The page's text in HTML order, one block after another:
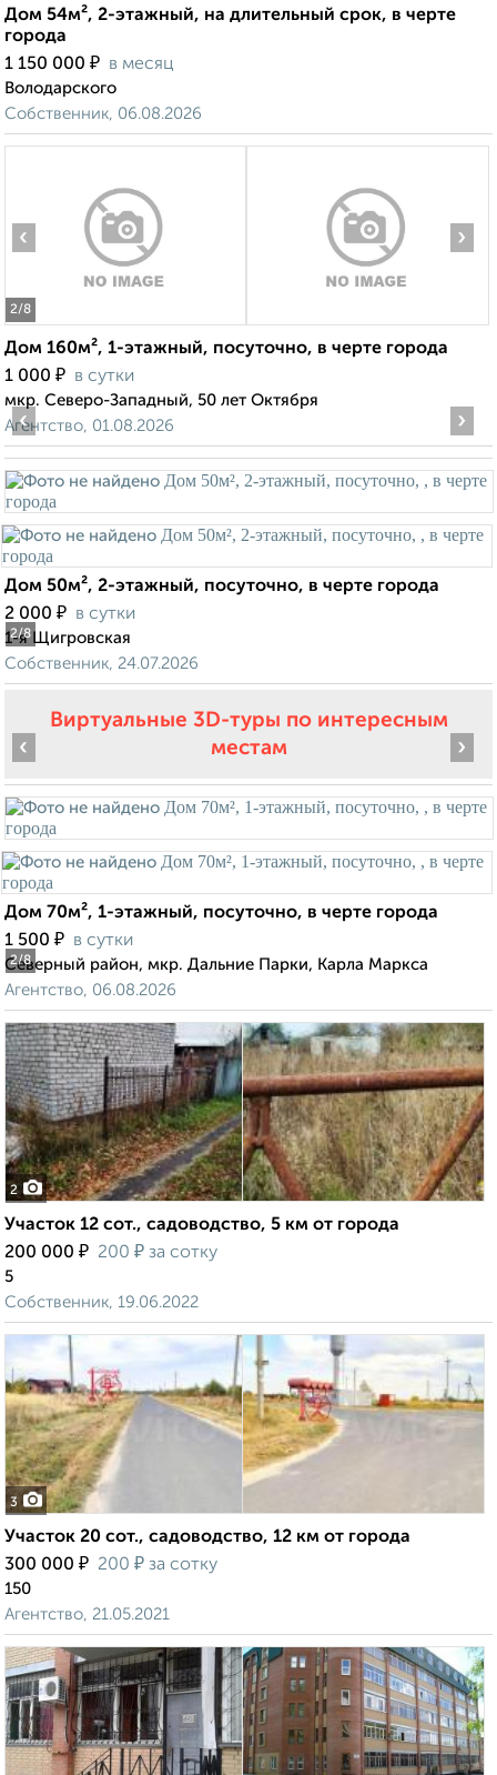
Дом 54м², 2-этажный, на длительный срок, в черте
города
1 150 000 ₽ в месяц
Володарского
Собственник, 06.08.2026
2/8
‹ ›
Дом 160м², 1-этажный, посуточно, в черте города
1 000 ₽ в сутки
мкр. Северо-Западный, 50 лет Октября
Агентство, 01.08.2026
2/8
‹ ›
Дом 50м², 2-этажный, посуточно, в черте города
2 000 ₽ в сутки
1-я Щигровская
Собственник, 24.07.2026
Виртуальные 3D-туры по интересным
местам
2/8
‹ ›
Дом 70м², 1-этажный, посуточно, в черте города
1 500 ₽ в сутки
Северный район, мкр. Дальние Парки, Карла Маркса
Агентство, 06.08.2026
2
Участок 12 сот., садоводство, 5 км от города
200 000 ₽ 200 ₽ за сотку
5
Собственник, 19.06.2022
3
Участок 20 сот., садоводство, 12 км от города
300 000 ₽ 200 ₽ за сотку
150
Агентство, 21.05.2021